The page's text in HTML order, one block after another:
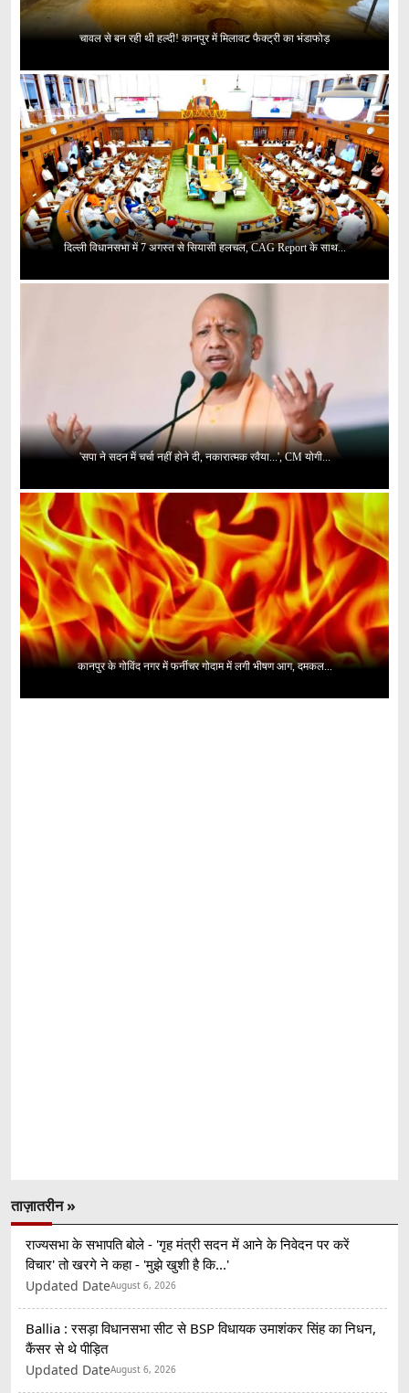
चावल से बन रही थी हल्दी! कानपुर में मिलावट फैक्ट्री का भंडाफोड़
दिल्ली विधानसभा में 7 अगस्त से सियासी हलचल, CAG Report के साथ...
'सपा ने सदन में चर्चा नहीं होने दी, नकारात्मक रवैया...', CM योगी...
कानपुर के गोविंद नगर में फर्नीचर गोदाम में लगी भीषण आग, दमकल...
ताज़ातरीन »
राज्यसभा के सभापति बोले - 'गृह मंत्री सदन में आने के निवेदन पर करें
विचार' तो खरगे ने कहा - 'मुझे खुशी है कि...'
Updated DateAugust 6, 2026
Ballia : रसड़ा विधानसभा सीट से BSP विधायक उमाशंकर सिंह का निधन,
कैंसर से थे पीड़ित
Updated DateAugust 6, 2026